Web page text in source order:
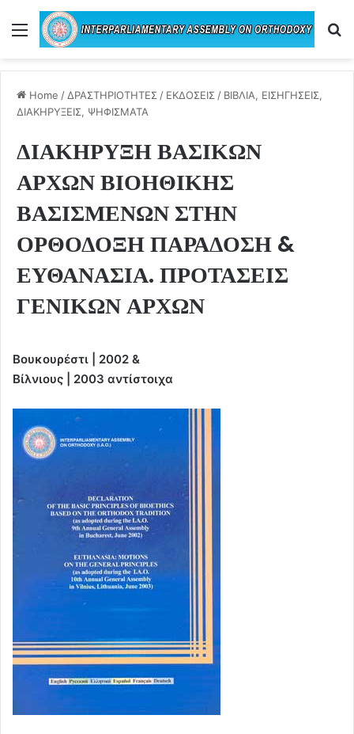
Menu
Home / ΔΡΑΣΤΗΡΙΟΤΗΤΕΣ / ΕΚΔΟΣΕΙΣ / ΒΙΒΛΙΑ, ΕΙΣΗΓΗΣΕΙΣ,
ΔΙΑΚΗΡΥΞΕΙΣ, ΨΗΦΙΣΜΑΤΑ
ΔΙΑΚΗΡΥΞΗ ΒΑΣΙΚΩΝ
ΑΡΧΩΝ ΒΙΟΗΘΙΚΗΣ
ΒΑΣΙΣΜΕΝΩΝ ΣΤΗΝ
ΟΡΘΟΔΟΞΗ ΠΑΡΑΔΟΣΗ &
ΕΥΘΑΝΑΣΙΑ. ΠΡΟΤΑΣΕΙΣ
ΓΕΝΙΚΩΝ ΑΡΧΩΝ
Βουκουρέστι | 2002 &
Βίλνιους | 2003 αντίστοιχα